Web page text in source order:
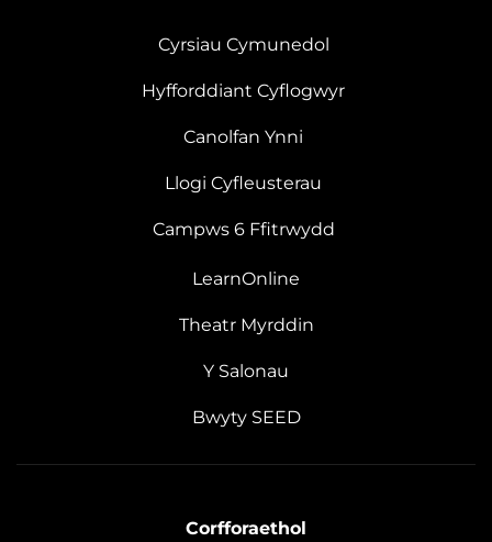
Cyrsiau Cymunedol
Hyfforddiant Cyflogwyr
Canolfan Ynni
Llogi Cyfleusterau
Campws 6 Ffitrwydd
LearnOnline
Theatr Myrddin
Y Salonau
Bwyty SEED
Corfforaethol